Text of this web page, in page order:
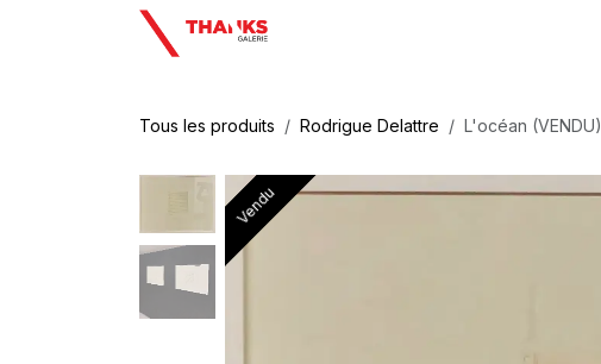
Se rendre au contenu
Tous les produits Rodrigue Delattre L'océan (VENDU)
Vendu
Vendu